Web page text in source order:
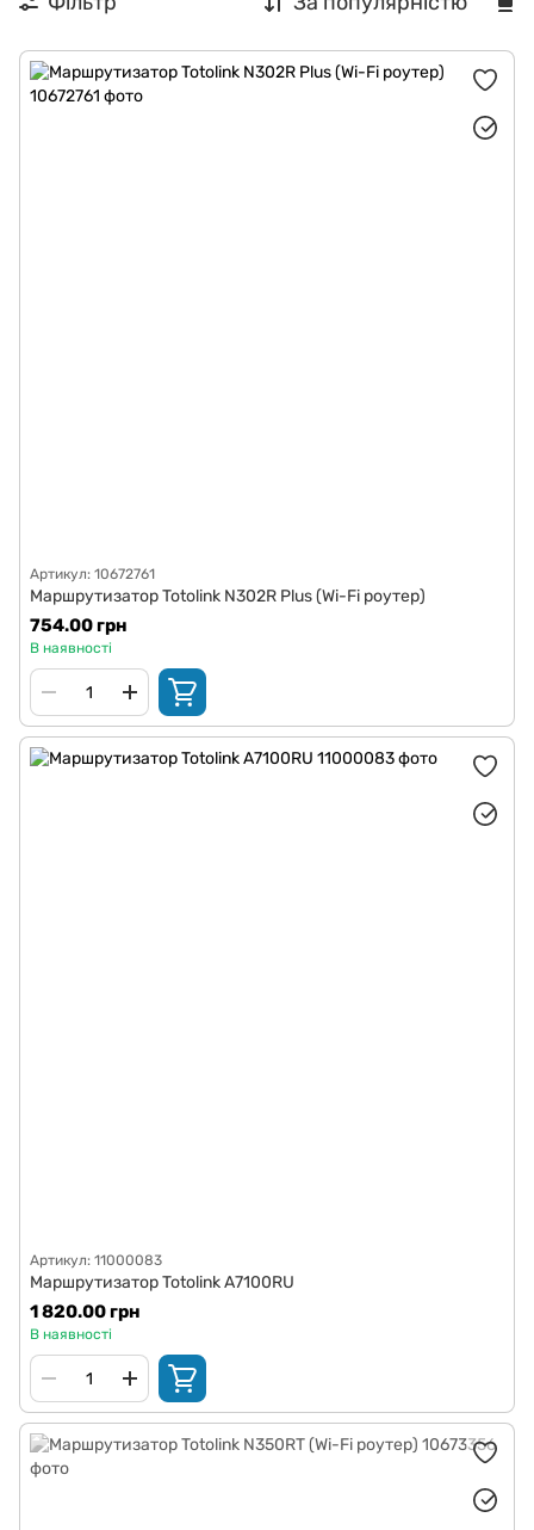
Артикул: 10672761
Маршрутизатор Totolink N302R Plus (Wi-Fi роутер)
754.00 грн
В наявності
Артикул: 11000083
Маршрутизатор Totolink A7100RU
1 820.00 грн
В наявності